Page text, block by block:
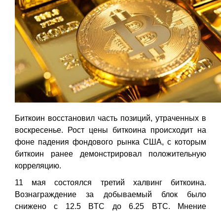
Биткоин восстановил часть позиций, утраченных в
воскресенье. Рост цены биткоина происходит на
фоне падения фондового рынка США, с которым
биткоин ранее демонстрировал положительную
корреляцию.
11 мая состоялся третий халвинг биткоина.
Вознаграждение за добываемый блок было
снижено с 12.5 BTC до 6.25 BTC. Мнение